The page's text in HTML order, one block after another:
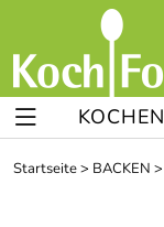
KOCHEN
Startseite> BACKEN >